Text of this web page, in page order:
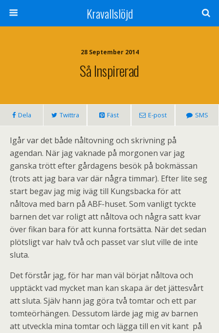
Kravallslöjd
28 September 2014
Så Inspirerad
Dela Twittra Fäst E-post SMS
Igår var det både nåltovning och skrivning på
agendan. När jag vaknade på morgonen var jag
ganska trött efter gårdagens besök på bokmässan
(trots att jag bara var där några timmar). Efter lite seg
start begav jag mig iväg till Kungsbacka för att
nåltova med barn på ABF-huset. Som vanligt tyckte
barnen det var roligt att nåltova och några satt kvar
över fikan bara för att kunna fortsätta. När det sedan
plötsligt var halv två och passet var slut ville de inte
sluta.
Det förstår jag, för har man väl börjat nåltova och
upptäckt vad mycket man kan skapa är det jättesvårt
att sluta. Själv hann jag göra två tomtar och ett par
tomteörhängen. Dessutom lärde jag mig av barnen
att utveckla mina tomtar och lägga till en vit kant på